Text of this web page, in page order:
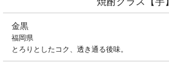
金黒
福岡県
とろりとしたコク、透き通る後味。